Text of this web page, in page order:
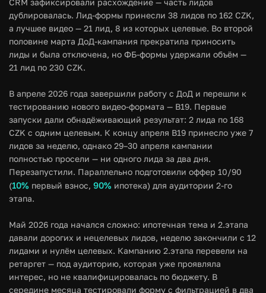
CRM зафиксировали расхождение — часть лидов
дублировалась. Лид-формы принесли 38 лидов по 162 CZK,
а лучшее видео — 21 лид, 8 из которых целевые. Во второй
половине марта ДоД-кампания прекратила приносить
лиды и была отключена, но ФБ-формы удержали объём —
21 лид по 230 CZK.
В апреле 2026 года завершили работу с ДоД и перешли к
тестированию нового видео-формата — В19. Первые
запуски дали обнадёживающий результат: 2 лида по 168
CZK с одним целевым. К концу апреля В19 принесло уже 7
лидов за неделю, однако 29–30 апреля кампании
полностью просели — ни одного лида за два дня.
Перезапустили. Параллельно подготовили оффер 10/90
(10% первый взнос, 90% ипотека) для аудитории 2-го
этапа.
Май 2026 года начался сложно: ипотечная тема и 2.этапа
давали дорогих и нецелевых лидов, неделю закончили с 12
лидами и нулём целевых. Кампанию 2.этапа перевели на
ретаргет — под аудиторию, которая уже проявляла
интерес, но не квалифицировалась по бюджету. В
середине месяца тестировали форму с фильтрацией в два